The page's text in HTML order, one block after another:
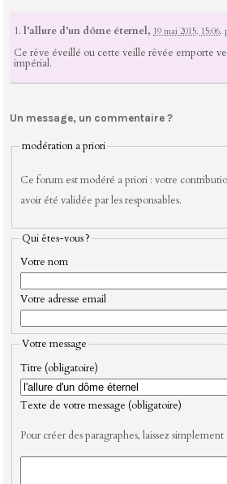
1. l’allure d’un dôme éternel, 19 mai 2015, 15:06,
Ce rêve éveillé ou cette veille rêvée emporte
impérial.
Un message, un commentaire ?
modération a priori
Ce forum est modéré a priori : votre
avoir été validée par les responsables.
Qui êtes-vous ?
Votre nom
Votre adresse email
Votre message
Titre (obligatoire)
Texte de votre message (obligatoire)
Pour créer des paragraphes, laissez simplement